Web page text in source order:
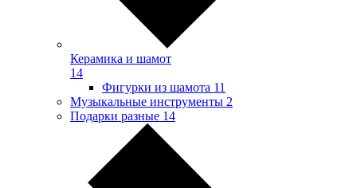
Керамика и шамот
14
Фигурки из шамота 11
Музыкальные инструменты 2
Подарки разные 14